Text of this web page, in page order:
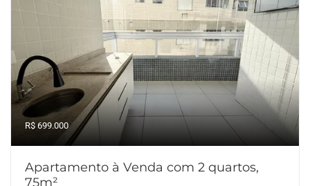
R$ 699.000
Apartamento à Venda com 2 quartos,
75m²